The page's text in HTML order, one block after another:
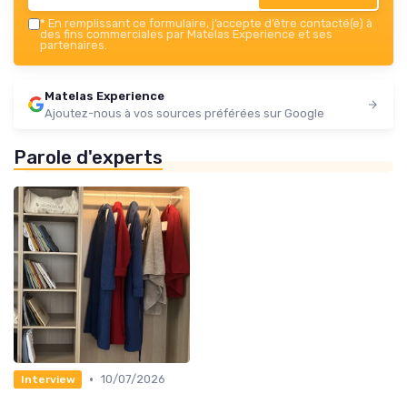
* En remplissant ce formulaire, j’accepte d’être contacté(e) à
des fins commerciales par Matelas Experience et ses
partenaires.
Matelas Experience
Ajoutez-nous à vos sources préférées sur Google
Parole d'experts
Interview • 10/07/2026